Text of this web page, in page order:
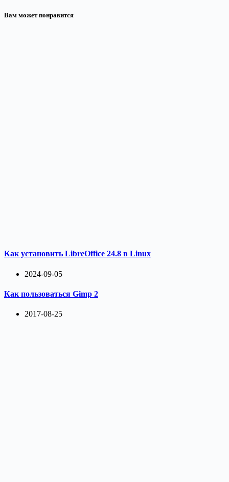
Вам может понравится
Как установить LibreOffice 24.8 в Linux
2024-09-05
Как пользоваться Gimp 2
2017-08-25